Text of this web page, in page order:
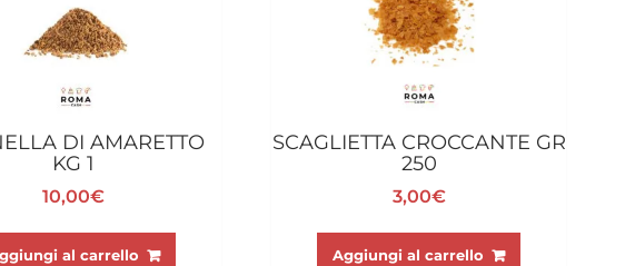
DI AMARETTO
KG 1
10,00€
al carrello
SCAGLIETTA CROCCANTE GR
250
3,00€
Aggiungi al carrello